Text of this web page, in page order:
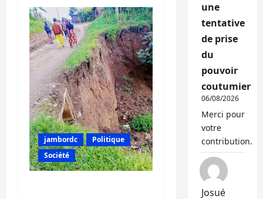
jambordc
Politique
Société
une
tentative
de prise
du
pouvoir
coutumier
06/08/2026
Merci pour
votre
contribution.
Josué